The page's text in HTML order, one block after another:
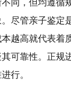
同，但均遵循
尽管亲子鉴定
越高就代表着
可靠性。正规
行。